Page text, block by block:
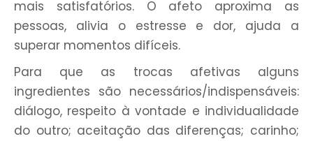
mais satisfatórios. O afeto aproxima as
pessoas, alivia o estresse e dor, ajuda a
superar momentos difíceis.
Para que as trocas afetivas alguns
ingredientes são necessários/indispensáveis:
diálogo, respeito à vontade e individualidade
do outro; aceitação das diferenças; carinho;